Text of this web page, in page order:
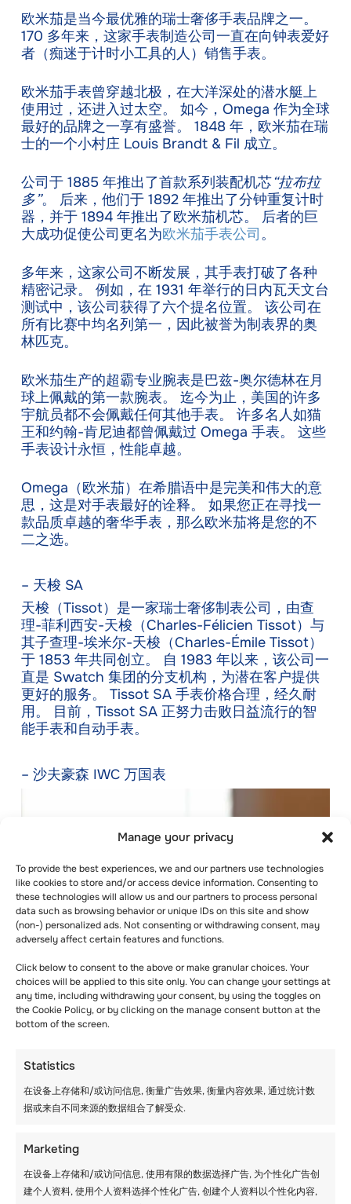
Manage your privacy
To provide the best experiences, we and our partners use technologies
like cookies to store and/or access device information. Consenting to
these technologies will allow us and our partners to process personal
data such as browsing behavior or unique IDs on this site and show
(non-) personalized ads. Not consenting or withdrawing consent, may
adversely affect certain features and functions.
Click below to consent to the above or make granular choices. Your
choices will be applied to this site only. You can change your settings at
any time, including withdrawing your consent, by using the toggles on
the Cookie Policy, or by clicking on the manage consent button at the
bottom of the screen.
Statistics
在设备上存储和/或访问信息, 衡量广告效果, 衡量内容效果, 通过统计数
据或来自不同来源的数据组合了解受众.
Marketing
在设备上存储和/或访问信息, 使用有限的数据选择广告, 为个性化广告创
建个人资料, 使用个人资料选择个性化广告, 创建个人资料以个性化内容,
欧米茄是当今最优雅的瑞士奢侈手表品牌之一。
170 多年来，这家手表制造公司一直在向钟表爱好
者（痴迷于计时小工具的人）销售手表。
欧米茄手表曾穿越北极，在大洋深处的潜水艇上
使用过，还进入过太空。 如今，Omega 作为全球
最好的品牌之一享有盛誉。 1848 年，欧米茄在瑞
士的一个小村庄 Louis Brandt & Fil 成立。
公司于 1885 年推出了首款系列装配机芯“拉布拉
多”。 后来，他们于 1892 年推出了分钟重复计时
器，并于 1894 年推出了欧米茄机芯。 后者的巨
大成功促使公司更名为欧米茄手表公司。
多年来，这家公司不断发展，其手表打破了各种
精密记录。 例如，在 1931 年举行的日内瓦天文台
测试中，该公司获得了六个提名位置。 该公司在
所有比赛中均名列第一，因此被誉为制表界的奥
林匹克。
欧米茄生产的超霸专业腕表是巴兹-奥尔德林在月
球上佩戴的第一款腕表。 迄今为止，美国的许多
宇航员都不会佩戴任何其他手表。 许多名人如猫
王和约翰-肯尼迪都曾佩戴过 Omega 手表。 这些
手表设计永恒，性能卓越。
Omega（欧米茄）在希腊语中是完美和伟大的意
思，这是对手表最好的诠释。 如果您正在寻找一
款品质卓越的奢华手表，那么欧米茄将是您的不
二之选。
– 天梭 SA
天梭（Tissot）是一家瑞士奢侈制表公司，由查
理-菲利西安-天梭（Charles-Félicien Tissot）与
其子查理-埃米尔-天梭（Charles-Émile Tissot）
于 1853 年共同创立。 自 1983 年以来，该公司一
直是 Swatch 集团的分支机构，为潜在客户提供
更好的服务。 Tissot SA 手表价格合理，经久耐
用。 目前，Tissot SA 正努力击败日益流行的智
能手表和自动手表。
– 沙夫豪森 IWC 万国表
沙夫豪森国际钟表公司（IWC）是位于瑞士沙夫
豪森的一家瑞士奢侈钟表制造商。 美国制表师佛
罗伦萨人阿里奥斯托-琼斯于 1868 年创立了这家
美感。 该品牌在可持续发展方面拥有令人瞩目的
成就，在生产优雅时计方面享有极高的声誉。
路易-弗朗索瓦-卡地亚于 1847 年在巴黎创立了卡
地亚。 虽然卡地亚的总部仍设在巴黎，但它已成
为瑞士历峰集团的全资子公司。 这家奢华的瑞士